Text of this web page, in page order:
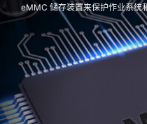
eMMC 储存装置来保护作业系统